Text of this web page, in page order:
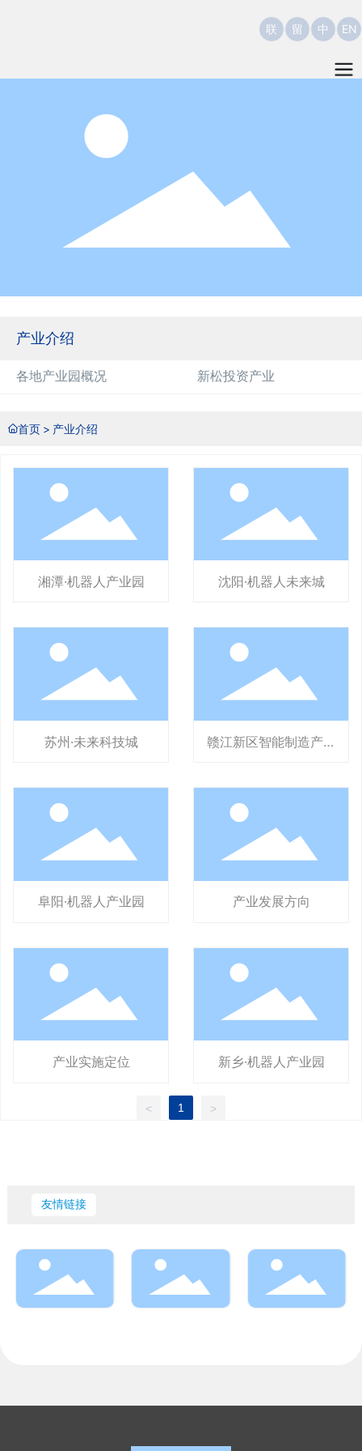
联 留 中 EN
产业介绍
各地产业园概况 新松投资产业
首页 产业介绍
湘潭·机器人产业园 沈阳·机器人未来城
苏州·未来科技城
赣江新区智能制造产业
阜阳·机器人产业园 产业发展方向
产业实施定位 新乡·机器人产业园
< 1 >
友情链接